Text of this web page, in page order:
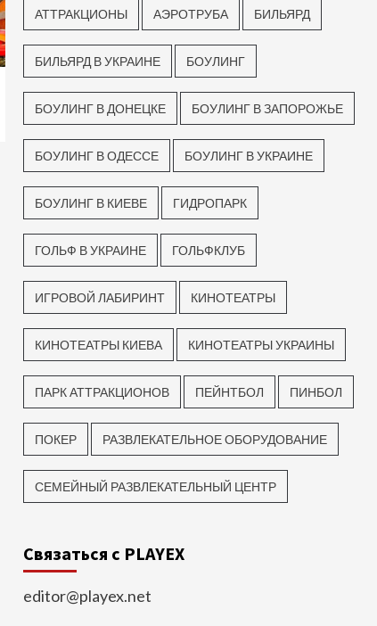
АТТРАКЦИОНЫ АЭРОТРУБА БИЛЬЯРД
БИЛЬЯРД В УКРАИНЕ БОУЛИНГ
БОУЛИНГ В ДОНЕЦКЕ БОУЛИНГ В ЗАПОРОЖЬЕ
БОУЛИНГ В ОДЕССЕ БОУЛИНГ В УКРАИНЕ
БОУЛИНГ В КИЕВЕ ГИДРОПАРК
ГОЛЬФ В УКРАИНЕ ГОЛЬФКЛУБ
ИГРОВОЙ ЛАБИРИНТ КИНОТЕАТРЫ
КИНОТЕАТРЫ КИЕВА КИНОТЕАТРЫ УКРАИНЫ
ПАРК АТТРАКЦИОНОВ ПЕЙНТБОЛ ПИНБОЛ
ПОКЕР РАЗВЛЕКАТЕЛЬНОЕ ОБОРУДОВАНИЕ
СЕМЕЙНЫЙ РАЗВЛЕКАТЕЛЬНЫЙ ЦЕНТР
Связаться с PLAYEX
editor@playex.net